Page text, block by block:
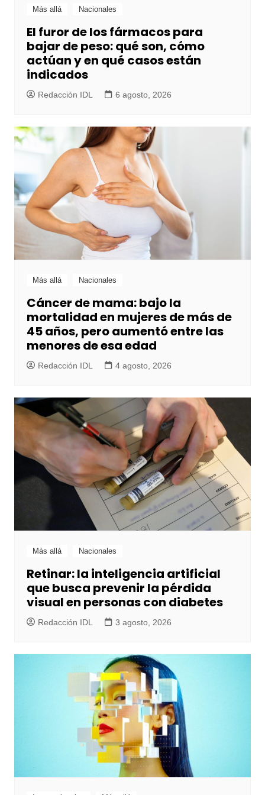
Más allá Nacionales
El furor de los fármacos para
bajar de peso: qué son, cómo
actúan y en qué casos están
indicados
Redacción IDL 6 agosto, 2026
Más allá Nacionales
Cáncer de mama: bajo la
mortalidad en mujeres de más de
45 años, pero aumentó entre las
menores de esa edad
Redacción IDL 4 agosto, 2026
Más allá Nacionales
Retinar: la inteligencia artificial
que busca prevenir la pérdida
visual en personas con diabetes
Redacción IDL 3 agosto, 2026